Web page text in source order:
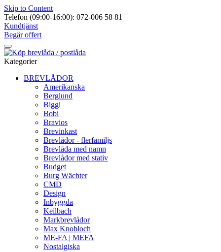
Skip to Content
Telefon (09:00-16:00): 072-006 58 81
Kundtjänst
Begär offert
Kategorier
BREVLÅDOR
Amerikanska
Berglund
Biggi
Bobi
Bravios
Brevinkast
Brevlådor - flerfamiljs
Brevlåda med namn
Brevlådor med stativ
Budget
Burg Wächter
CMD
Design
Inbyggda
Keilbach
Markbrevlådor
Max Knobloch
ME-FA | MEFA
Nostalgiska